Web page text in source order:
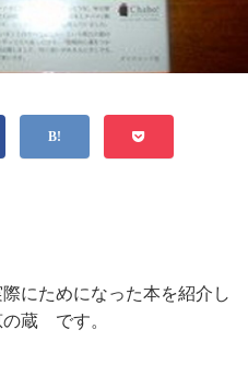
にためになった本を紹介し
蔵 です。